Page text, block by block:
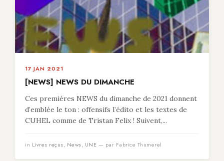
17 JAN 2021
[NEWS] NEWS DU DIMANCHE
Ces premières NEWS du dimanche de 2021 donnent
d’emblée le ton : offensifs l’édito et les textes de
CUHEL comme de Tristan Felix ! Suivent,...
in Livres reçus, News, UNE — par Fabrice Thumerel